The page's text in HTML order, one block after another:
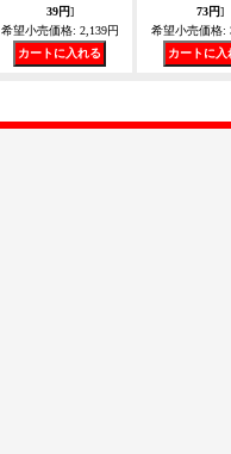
39円]
希望小売価格: 2,139円
73円]
希望小売価格: